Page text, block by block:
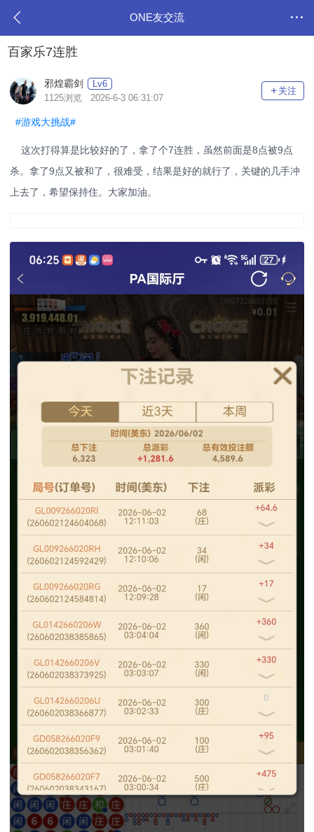
ONE友交流
百家乐7连胜
邪煌霸剑
Lv6
1125浏览 2026-6-3 06:31:07
关注
#游戏大挑战#
这次打得算是比较好的了，拿了个7连胜，虽然前面是8点被9点
杀。拿了9点又被和了，很难受，结果是好的就行了，关键的几手冲
上去了，希望保持住。大家加油。